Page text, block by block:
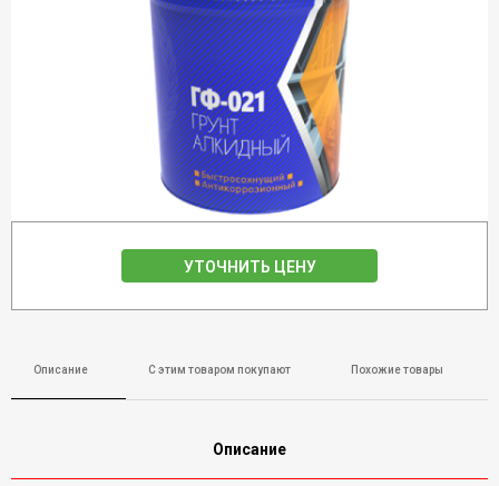
УТОЧНИТЬ ЦЕНУ
Описание С этим товаром покупают Похожие товары
Описание